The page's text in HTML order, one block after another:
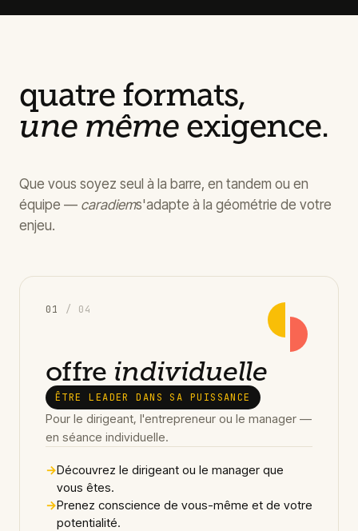
quatre formats,
une même exigence.
Que vous soyez seul à la barre, en tandem ou en
équipe — caradiems'adapte à la géométrie de votre
enjeu.
01 / 04
offre individuelle
ÊTRE LEADER DANS SA PUISSANCE
Pour le dirigeant, l'entrepreneur ou le manager —
en séance individuelle.
→Découvrez le dirigeant ou le manager que
vous êtes.
→Prenez conscience de vous-même et de votre
potentialité.